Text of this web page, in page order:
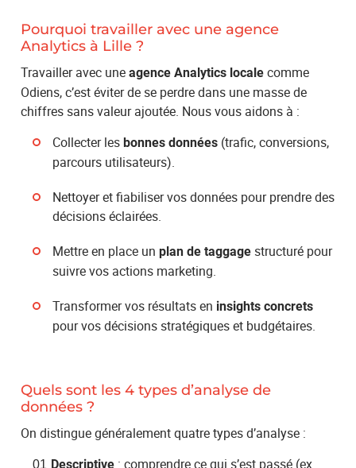
Pourquoi travailler avec une agence
Analytics à Lille ?
Travailler avec uneagence Analytics locale comme
Odiens, c’est éviter de se perdre dans une masse de
chiffres sans valeur ajoutée. Nous vous aidons à :
Collecter lesbonnes données (trafic, conversions,
parcours utilisateurs).
Nettoyer et fiabiliser vos données pour prendre des
décisions éclairées.
Mettre en place unplan de taggage structuré pour
suivre vos actions marketing.
Transformer vos résultats en insights concrets
pour vos décisions stratégiques et budgétaires.
Quels sont les 4 types d’analyse de
données ?
On distingue généralement quatre types d’analyse :
Descriptive : comprendre ce qui s’est passé (ex.